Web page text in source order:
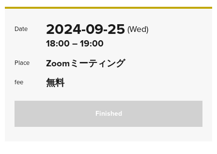
Date 2024-09-25 (Wed)
18:00 – 19:00
Place Zoomミーティング
fee 無料
Finished